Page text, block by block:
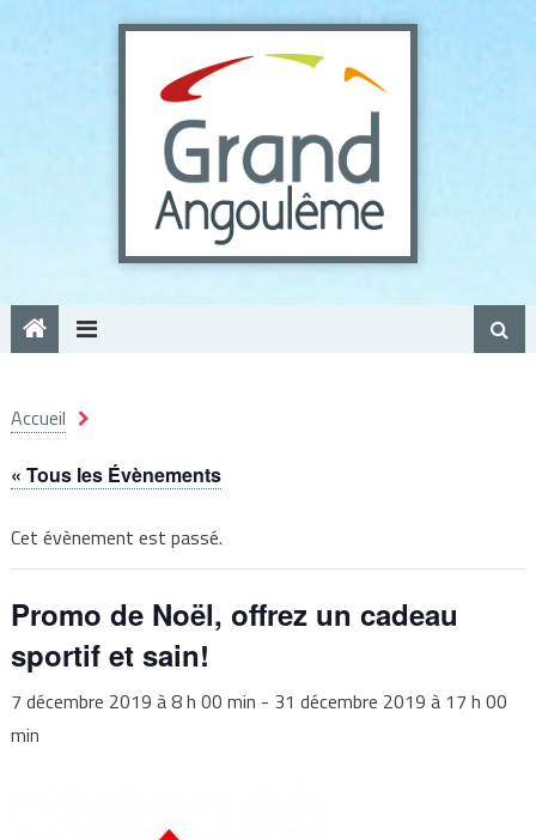
Accueil
« Tous les Évènements
Cet évènement est passé.
Promo de Noël, offrez un cadeau
sportif et sain!
7 décembre 2019 à 8 h 00 min - 31 décembre 2019 à 17 h 00
min
Panneau de gestion des cookies